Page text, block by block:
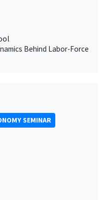
Behind Labor-Force
SEMINAR